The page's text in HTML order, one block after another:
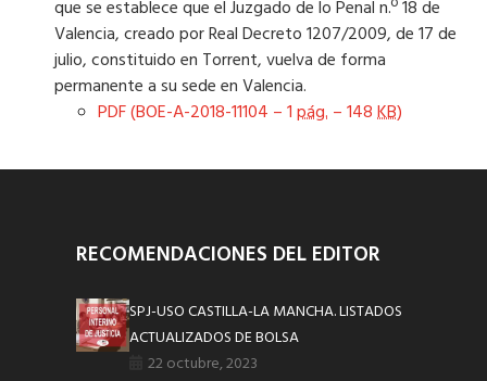
que se establece que el Juzgado de lo Penal n.º 18 de
Valencia, creado por Real Decreto 1207/2009, de 17 de
julio, constituido en Torrent, vuelva de forma
permanente a su sede en Valencia.
PDF (BOE-A-2018-11104 – 1pág. – 148KB)
RECOMENDACIONES DEL EDITOR
SPJ-USO CASTILLA-LA MANCHA. LISTADOS
ACTUALIZADOS DE BOLSA
22 octubre, 2023